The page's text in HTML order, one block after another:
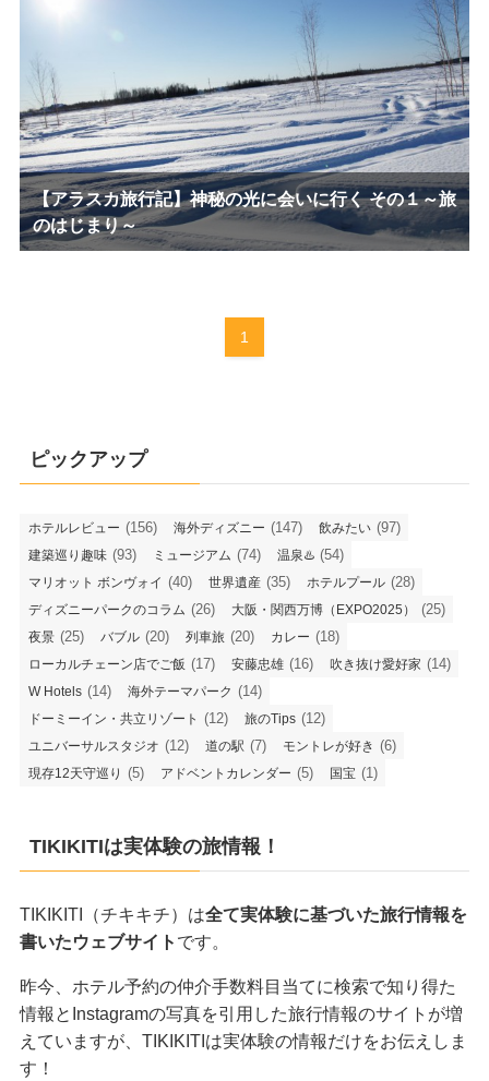
【アラスカ旅行記】神秘の光に会いに行く その１～旅
のはじまり～
1
ピックアップ
ホテルレビュー (156) 海外ディズニー (147) 飲みたい (97)
建築巡り趣味 (93) ミュージアム (74) 温泉♨️ (54)
マリオット ボンヴォイ (40) 世界遺産 (35) ホテルプール (28)
ディズニーパークのコラム (26) 大阪・関西万博（EXPO2025） (25)
夜景 (25) バブル (20) 列車旅 (20) カレー (18)
ローカルチェーン店でご飯 (17) 安藤忠雄 (16) 吹き抜け愛好家 (14)
W Hotels (14) 海外テーマパーク (14)
ドーミーイン・共立リゾート (12) 旅のTips (12)
ユニバーサルスタジオ (12) 道の駅 (7) モントレが好き (6)
現存12天守巡り (5) アドベントカレンダー (5) 国宝 (1)
TIKIKITIは実体験の旅情報！
TIKIKITI（チキキチ）は全て実体験に基づいた旅行情報を
書いたウェブサイト です。
昨今、ホテル予約の仲介手数料目当てに検索で知り得た
情報とInstagramの写真を引用した旅行情報のサイトが増
えていますが、TIKIKITIは実体験の情報だけをお伝えしま
す！